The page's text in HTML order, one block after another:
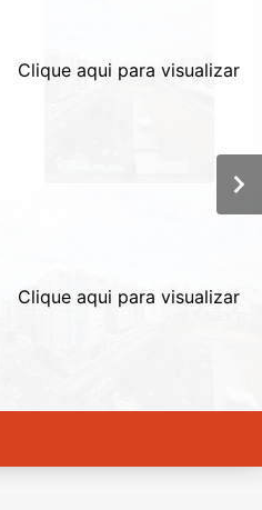
Clique aqui para visualizar
Clique aqui para visualizar